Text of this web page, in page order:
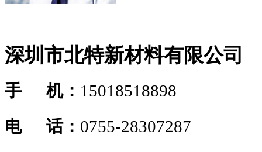
深圳市北特新材料有限公司
手 机： 15018518898
电 话： 0755-28307287